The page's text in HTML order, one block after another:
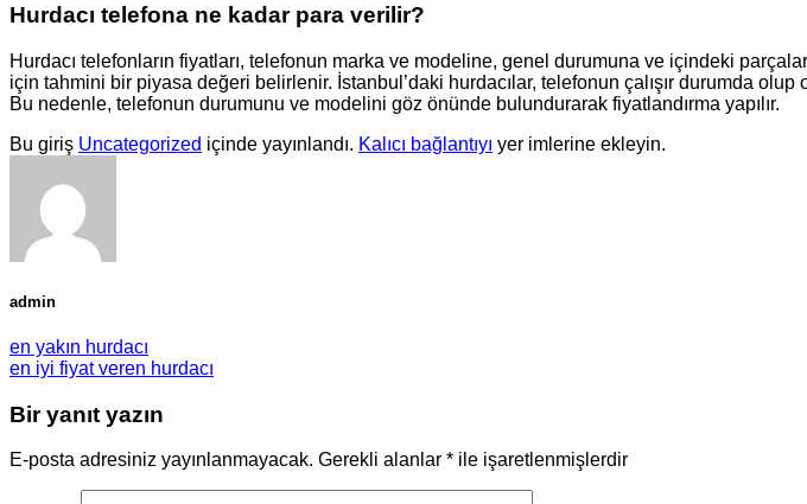
Hurdacı telefona ne kadar para verilir?
Hurdacı telefonların fiyatları, telefonun marka ve modeline, genel durumuna ve içindeki
için tahmini bir piyasa değeri belirlenir. İstanbul’daki hurdacılar, telefonun çalışır durumda olup
Bu nedenle, telefonun durumunu ve modelini göz önünde bulundurarak fiyatlandırma yapılır.
Bu giriş Uncategorized içinde yayınlandı. Kalıcı bağlantıyı yer imlerine ekleyin.
admin
en yakın hurdacı
en iyi fiyat veren hurdacı
Bir yanıt yazın
E-posta adresiniz yayınlanmayacak. Gerekli alanlar * ile işaretlenmişlerdir